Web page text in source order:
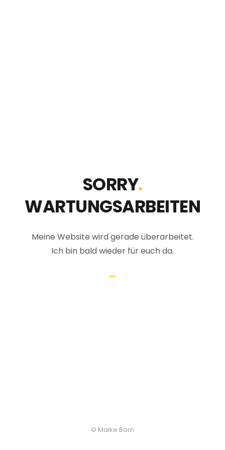
SORRY.
WARTUNGSARBEITEN
Meine Website wird gerade überarbeitet.
Ich bin bald wieder für euch da.
© Maike Born